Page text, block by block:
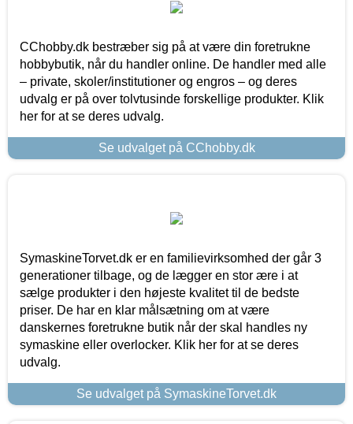
CChobby.dk bestræber sig på at være din foretrukne
hobbybutik, når du handler online. De handler med alle
– private, skoler/institutioner og engros – og deres
udvalg er på over tolvtusinde forskellige produkter. Klik
her for at se deres udvalg.
Se udvalget på CChobby.dk
SymaskineTorvet.dk er en familievirksomhed der går 3
generationer tilbage, og de lægger en stor ære i at
sælge produkter i den højeste kvalitet til de bedste
priser. De har en klar målsætning om at være
danskernes foretrukne butik når der skal handles ny
symaskine eller overlocker. Klik her for at se deres
udvalg.
Se udvalget på SymaskineTorvet.dk